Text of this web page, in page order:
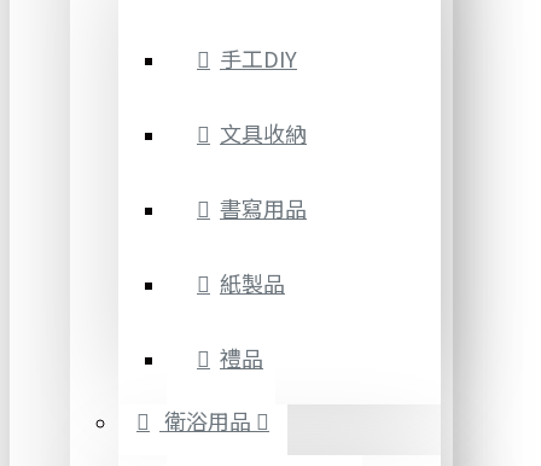
手工DIY
文具收納
書寫用品
紙製品
禮品
衛浴用品